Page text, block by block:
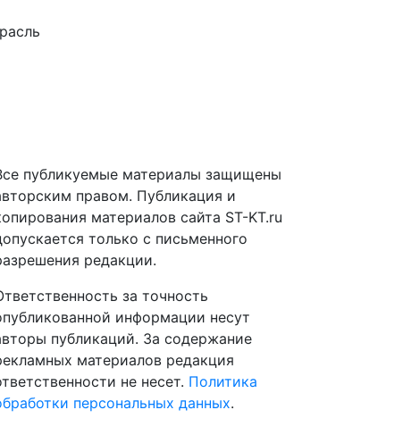
публикуемые материалы защищены
правом. Публикация и
материалов сайта ST-KT.ru
только с письменного
редакции.
за точность
информации несут
публикаций. За содержание
материалов редакция
не несет. Политика
персональных данных.